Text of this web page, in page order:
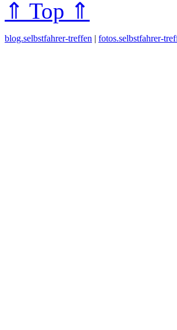
⇑ Top ⇑
blog.selbstfahrer-treffen | fotos.selbstfahrer-